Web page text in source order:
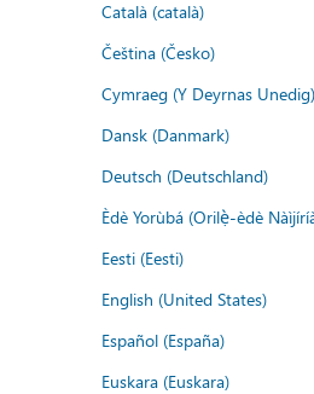
Català (català)
Čeština (Česko)
Cymraeg (Y Deyrnas Unedig)
Dansk (Danmark)
Deutsch (Deutschland)
Èdè Yorùbá (Orilẹ̀-èdè
Eesti (Eesti)
English (United States)
Español (España)
Euskara (Euskara)